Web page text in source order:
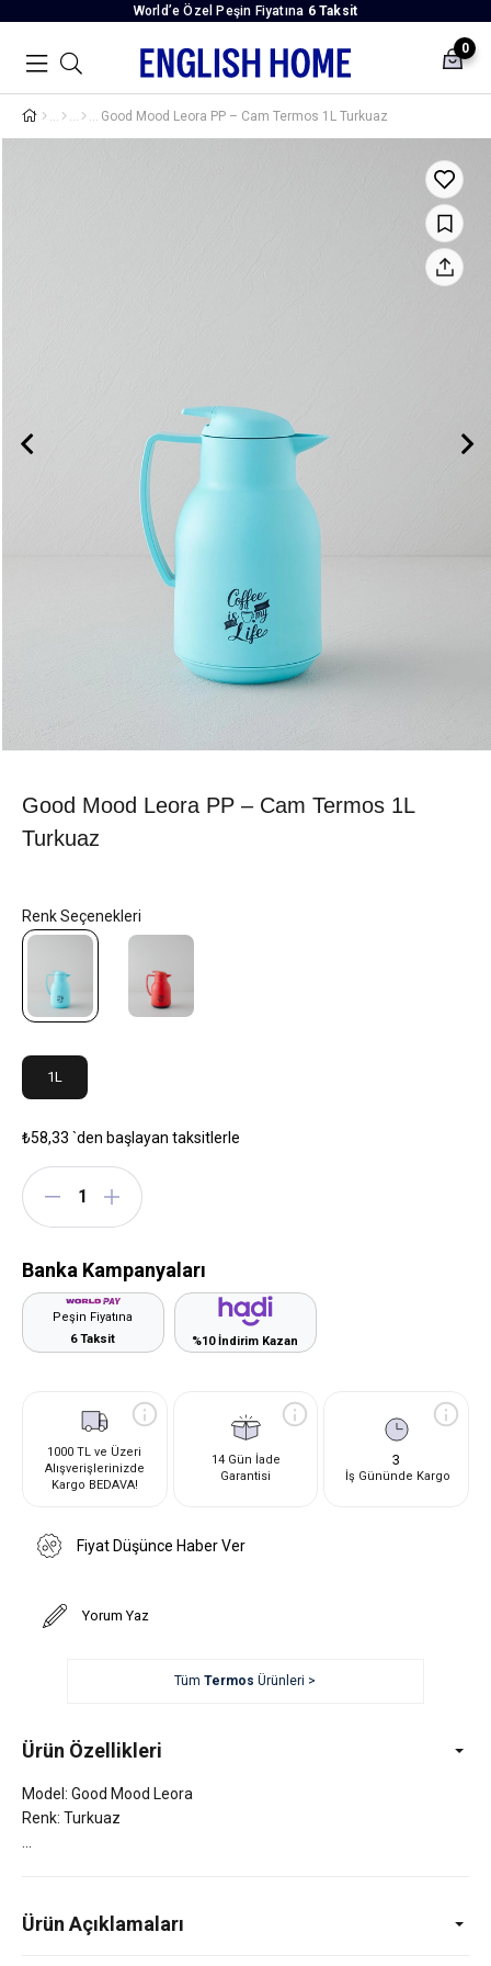
World’e Özel Peşin Fiyatına 6 Taksit
0
Good Mood Leora PP – Cam Termos 1L Turkuaz
Good Mood Leora PP – Cam Termos 1L
Turkuaz
1L
₺58,33 `den başlayan taksitlerle
Banka Kampanyaları
Peşin Fiyatına
6 Taksit
%10 İndirim Kazan
1000 TL ve Üzeri
Alışverişlerinizde
Kargo BEDAVA!
14 Gün İade
Garantisi
3
İş Gününde Kargo
Fiyat Düşünce Haber Ver
Yorum Yaz
TümTermos Ürünleri >
Ürün Özellikleri
Model: Good Mood Leora
Renk: Turkuaz
Ürün Açıklamaları